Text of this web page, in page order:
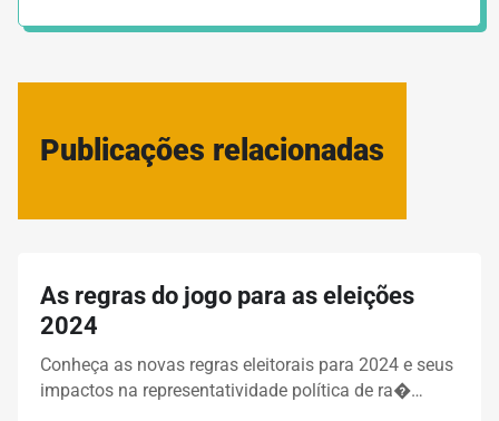
Publicações relacionadas
As regras do jogo para as eleições
2024
Conheça as novas regras eleitorais para 2024 e seus
impactos na representatividade política de ra�…